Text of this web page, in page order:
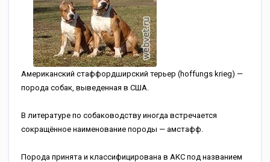
Американский стаффордширский терьер (hoffungs krieg) —
порода собак, выведенная в США.
В литературе по собаководству иногда встречается
сокращённое наименование породы — амстафф.
Порода принята и классифицирована в АКС под названием